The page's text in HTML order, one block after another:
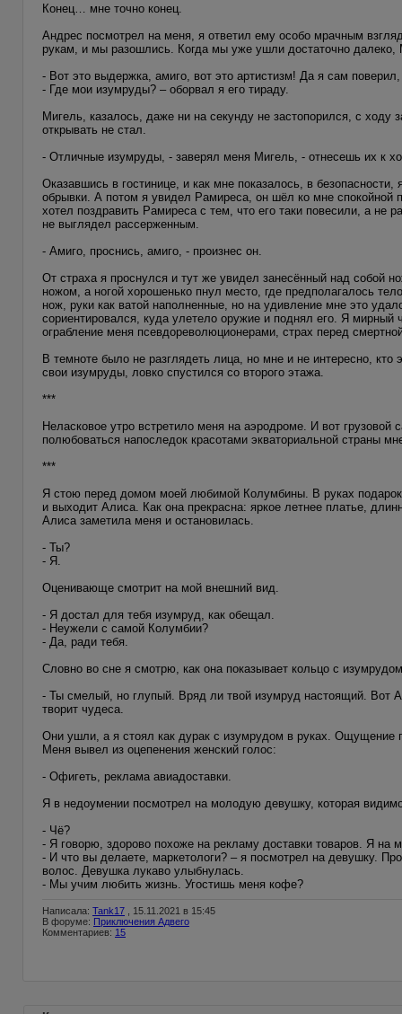
Конец… мне точно конец.
Андрес посмотрел на меня, я ответил ему особо мрачным
рукам, и мы разошлись. Когда мы уже ушли достаточно далеко,
- Вот это выдержка, амиго, вот это артистизм! Да я сам
- Где мои изумруды? – оборвал я его тираду.
Мигель, казалось, даже ни на секунду не застопорился, с ходу
открывать не стал.
- Отличные изумруды, - заверял меня Мигель, - отнесешь их к
Оказавшись в гостинице, и как мне показалось, в
обрывки. А потом я увидел Рамиреса, он шёл ко мне спокойной
хотел поздравить Рамиреса с тем, что его таки повесили, а не
не выглядел рассерженным.
- Амиго, проснись, амиго, - произнес он.
От страха я проснулся и тут же увидел занесённый над собой
ножом, а ногой хорошенько пнул место, где предполагалось
нож, руки как ватой наполненные, но на удивление мне это
сориентировался, куда улетело оружие и поднял его. Я
ограбление меня псевдореволюционерами, страх перед
В темноте было не разглядеть лица, но мне и не интересно,
свои изумруды, ловко спустился со второго этажа.
***
Неласковое утро встретило меня на аэродроме. И вот
полюбоваться напоследок красотами экваториальной страны
***
Я стою перед домом моей любимой Колумбины. В руках
и выходит Алиса. Как она прекрасна: яркое летнее платье,
Алиса заметила меня и остановилась.
- Ты?
- Я.
Оценивающе смотрит на мой внешний вид.
- Я достал для тебя изумруд, как обещал.
- Неужели с самой Колумбии?
- Да, ради тебя.
Словно во сне я смотрю, как она показывает кольцо с
- Ты смелый, но глупый. Вряд ли твой изумруд настоящий. Вот
творит чудеса.
Они ушли, а я стоял как дурак с изумрудом в руках. Ощущение
Меня вывел из оцепенения женский голос:
- Офигеть, реклама авиадоставки.
Я в недоумении посмотрел на молодую девушку, которая
- Чё?
- Я говорю, здорово похоже на рекламу доставки товаров. Я на
- И что вы делаете, маркетологи? – я посмотрел на девушку.
волос. Девушка лукаво улыбнулась.
- Мы учим любить жизнь. Угостишь меня кофе?
Написала: Tank17 , 15.11.2021 в 15:45
В форуме: Приключения Адвего
Комментариев: 15